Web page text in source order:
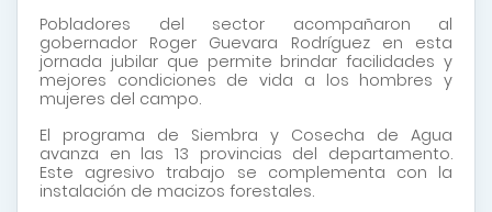
Pobladores del sector acompañaron al
gobernador Roger Guevara Rodríguez en esta
jornada jubilar que permite brindar facilidades y
mejores condiciones de vida a los hombres y
mujeres del campo.
El programa de Siembra y Cosecha de Agua
avanza en las 13 provincias del departamento.
Este agresivo trabajo se complementa con la
instalación de macizos forestales.